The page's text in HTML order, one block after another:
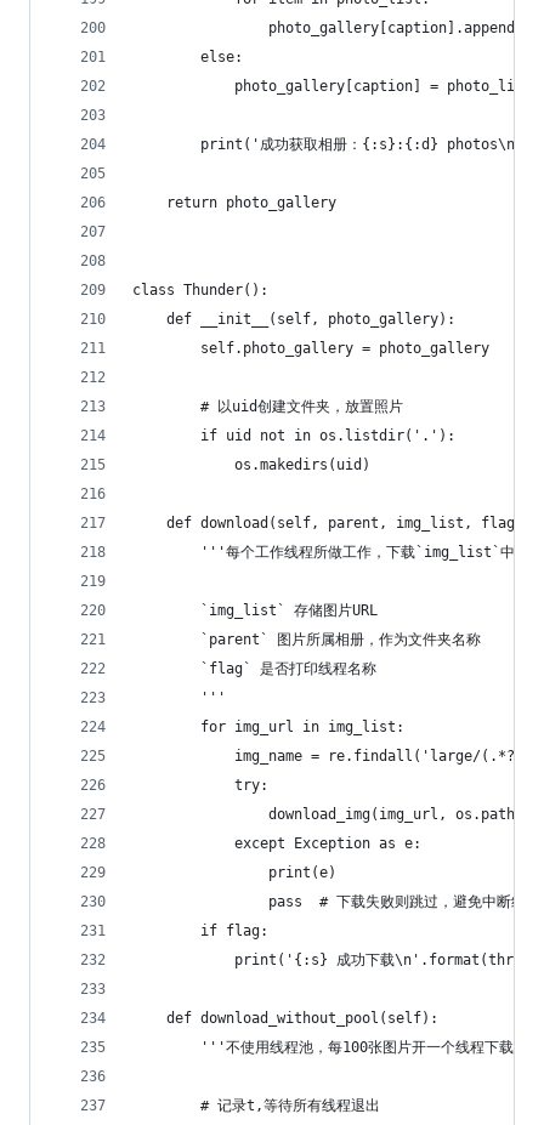
        else:
            photo_gallery[caption] = photo_list
print('成功获取相册：{:s}:{:d}
    return photo_gallery
class Thunder():
    def __init__(self, photo_gallery):
        self.photo_gallery = photo_gallery
        # 以uid创建文件夹，放置照片
        if uid not in os.listdir('.'):
            os.makedirs(uid)
def download(self, parent, img_list,
'''每个工作线程所做工作，下载`img_list`中的
        `img_list` 存储图片URL
        `parent` 图片所属相册，作为文件夹名称
        `flag` 是否打印线程名称
        '''
        for img_url in img_list:
img_name = re.findall('large/
            try:
download_img(img_url,
            except Exception as e:
                print(e)
                pass  # 下载失败则跳过，避免中断线程
        if flag:
print('{:s} 成功下载
    def download_without_pool(self):
        '''不使用线程池，每100张图片开一个线程下载'''
        # 记录t,等待所有线程退出